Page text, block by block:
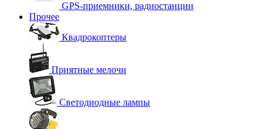
GPS-приемники, радиостанции
Прочее
Квадрокоптеры
Приятные мелочи
Светодиодные лампы